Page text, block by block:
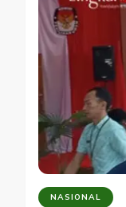
NASIONAL